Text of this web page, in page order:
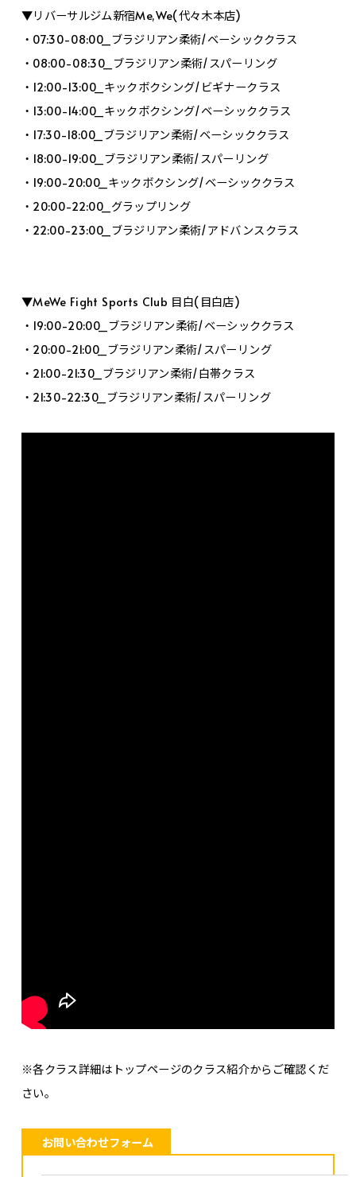
▼リバーサルジム新宿Me,We(代々木本店)
・07:30-08:00_ブラジリアン柔術/ベーシッククラス
・08:00-08:30_ブラジリアン柔術/スパーリング
・12:00-13:00_キックボクシング/ビギナークラス
・13:00-14:00_キックボクシング/ベーシッククラス
・17:30-18:00_ブラジリアン柔術/ベーシッククラス
・18:00-19:00_ブラジリアン柔術/スパーリング
・19:00-20:00_キックボクシング/ベーシッククラス
・20:00-22:00_グラップリング
・22:00-23:00_ブラジリアン柔術/アドバンスクラス
▼MeWe Fight Sports Club 目白(目白店)
・19:00-20:00_ブラジリアン柔術/ベーシッククラス
・20:00-21:00_ブラジリアン柔術/スパーリング
・21:00-21:30_ブラジリアン柔術/白帯クラス
・21:30-22:30_ブラジリアン柔術/スパーリング
※各クラス詳細はトップページのクラス紹介からご確認くだ
さい。
お問い合わせフォーム